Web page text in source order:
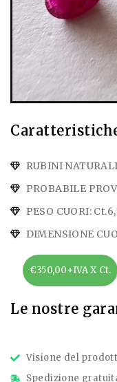
RUBINI
PROBABILE
PESO CUORI:
DIMENSIONE
€350,00+IVA X Ct.
Le nostre
Visione del
Spedizione